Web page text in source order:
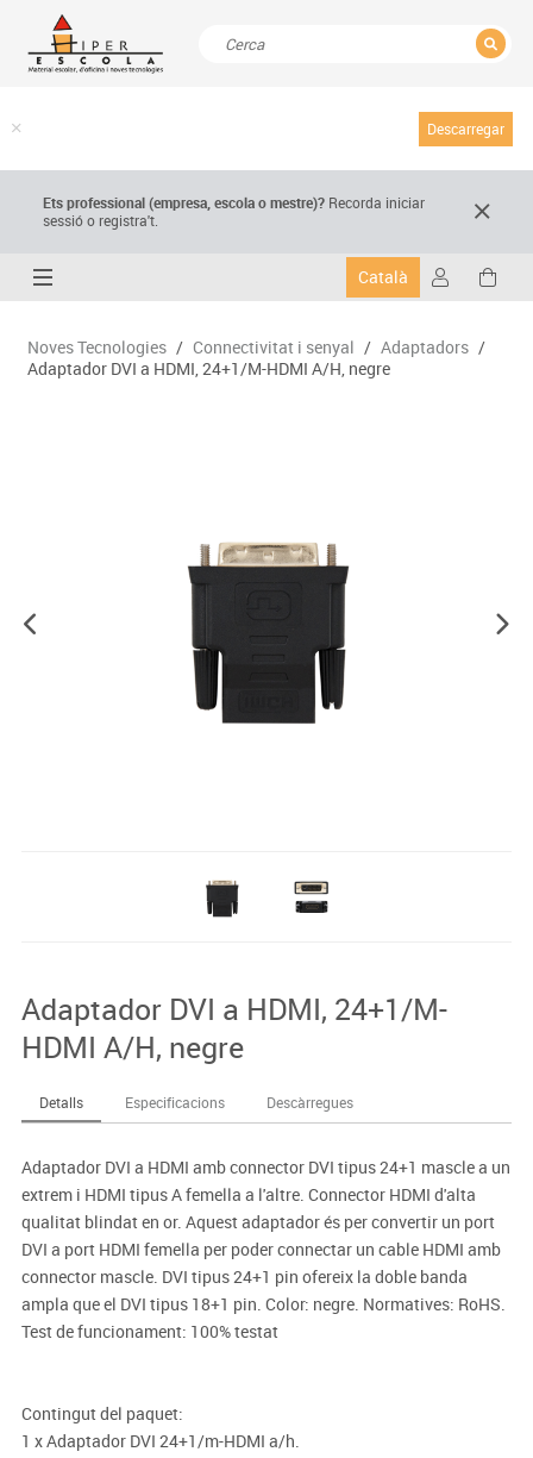
Descarregar
Ets professional (empresa,escola o mestre)? Recorda iniciar
sessió o registra't.
Català
Noves Tecnologies / Connectivitat i senyal / Adaptadors /
Adaptador DVI a HDMI, 24+1/M-HDMI A/H, negre
Adaptador DVI a HDMI, 24+1/M-
HDMI A/H, negre
Detalls Especificacions Descàrregues
Adaptador DVI a HDMI amb connector DVI tipus 24+1 mascle a un
extrem i HDMI tipus A femella a l'altre. Connector HDMI d'alta
qualitat blindat en or. Aquest adaptador és per convertir un port
DVI a port HDMI femella per poder connectar un cable HDMI amb
connector mascle. DVI tipus 24+1 pin ofereix la doble banda
ampla que el DVI tipus 18+1 pin. Color: negre. Normatives: RoHS.
Test de funcionament: 100% testat
Contingut del paquet:
1 x Adaptador DVI 24+1/m-HDMI a/h.